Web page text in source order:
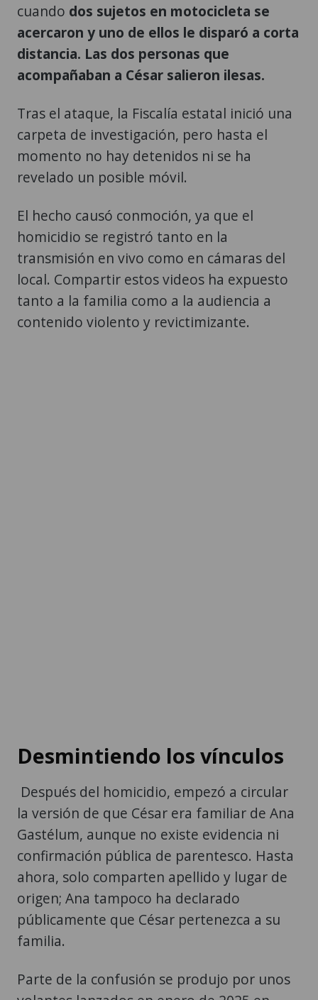
cuando dos sujetos en motocicleta se
acercaron y uno de ellos le disparó a corta
distancia. Las dos personas que
acompañaban a César salieron ilesas.
Tras el ataque, la Fiscalía estatal inició una
carpeta de investigación, pero hasta el
momento no hay detenidos ni se ha
revelado un posible móvil.
El hecho causó conmoción, ya que el
homicidio se registró tanto en la
transmisión en vivo como en cámaras del
local. Compartir estos videos ha expuesto
tanto a la familia como a la audiencia a
contenido violento y revictimizante.
Desmintiendo los vínculos
Después del homicidio, empezó a circular
la versión de que César era familiar de Ana
Gastélum, aunque no existe evidencia ni
confirmación pública de parentesco. Hasta
ahora, solo comparten apellido y lugar de
origen; Ana tampoco ha declarado
públicamente que César pertenezca a su
familia.
Parte de la confusión se produjo por unos